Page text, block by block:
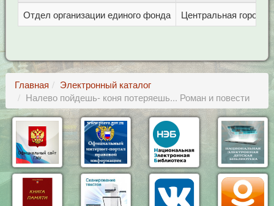
Отдел организации единого фонда Центральная
Главная
Электронный каталог
Налево пойдешь- коня потеряешь... Роман и повести